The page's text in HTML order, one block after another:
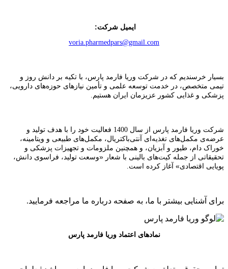
ایمیل شرکت:
voria.pharmedpars@gmail.com
بسیار خرسندیم که در شرکت وریا فارمد پارس، با تکیه بر دانش روز و
تیمی متخصص، در خدمت توسعه علمی و تأمین نیازهای حوزه‌های دارویی،
پزشکی و غذایی کشور عزیزمان ایران هستیم.
شرکت وریا فارمد پارس از سال 1400 فعالیت خود را با هدف تولید و
عرضه‌ی مکمل‌های تغذیه‌ای آنتی‌باکتریال، مکمل‌های طبیعی و ویتامینه،
خوراک دام، طیور و آبزیان، و همچنین ملزومات و تجهیزات پزشکی و
تحقیقاتی از جمله کیت‌های بالینی با شعار «وسعت تولید، فراسوی دانش،
پویایی اقتصادی» آغاز کرده است.
برای آشنایی بیشتر با ما، به صفحه درباره ما مراجعه فرمایید.
نمادهای اعتماد وریا فارمد پارس